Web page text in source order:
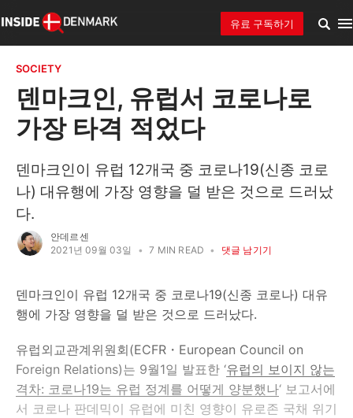
유료 구독하기
SOCIETY
덴마크인, 유럽서 코로나로
가장 타격 적었다
덴마크인이 유럽 12개국 중 코로나19(신종 코로
나) 대유행에 가장 영향을 덜 받은 것으로 드러났
다.
안데르센
2021년 09월 03일
• 7 MIN READ • 댓글 남기기
덴마크인이 유럽 12개국 중 코로나19(신종 코로나) 대유
행에 가장 영향을 덜 받은 것으로 드러났다.
유럽외교관계위원회(ECFR・European Council on
Foreign Relations)는 9월1일 발표한 ‘유럽의 보이지 않는
격차: 코로나19는 유럽 정계를 어떻게 양분했나‘ 보고서에
서 코로나 판데믹이 유럽에 미친 영향이 유로존 국채 위기